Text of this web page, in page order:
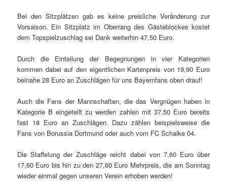
Bei den Sitzplätzen gab es keine preisliche Veränderung zur
Vorsaison. Ein Sitzplatz im Oberrang des Gästeblockes kostet
dem Topspielzuschlag sei Dank weiterhin 47,50 Euro.
Durch die Einteilung der Begegnungen in vier Kategorien
kommen dabei auf den eigentlichen Kartenpreis von 19,90 Euro
beinahe 28 Euro an Zuschlägen für uns Bayernfans oben drauf!
Auch die Fans der Mannschaften, die das Vergnügen haben in
Kategorie B eingeteilt zu werden zahlen mit 37,50 Euro bereits
fast 18 Euro an Zuschlägen. Dazu zählen beispielsweise die
Fans von Borussia Dortmund oder auch vom FC Schalke 04.
Die Staffelung der Zuschläge reicht dabei von 7,60 Euro über
17,60 Euro bis hin zu den 27,60 Euro Mehrpreis, die am Sonntag
wieder einmal gegen unseren Verein erhoben werden!